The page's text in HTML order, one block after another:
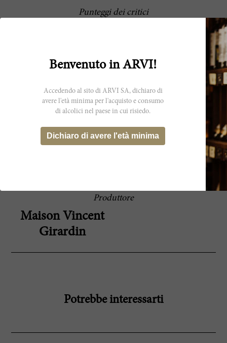
Punteggi dei critici
Bursting with aromas of cherries, raspberries,
is medium-bodied, bright and lively, with an
elegantly fine-boned profile even in this
cuvée from Eric Germain and his team.
90 Robert
Bursting with aromas of cherries, raspberries,
sweet soil tones and licorice, the 2018
Chassagne-Montrachet 1er Cru La Maltroie
is medium-bodied, bright and lively, with an
elegantly fine-boned profile even in this
inherently powerful vintage. It's a terrific
cuvée from Eric Germain and his team.
Produttore
Maison Vincent
Girardin
Potrebbe interessarti
Benvenuto in ARVI!
Accedendo al sito di ARVI SA, dichiaro di
avere l'età minima per l'acquisto e consumo
di alcolici nel paese in cui risiedo.
Dichiaro di avere l'età minima